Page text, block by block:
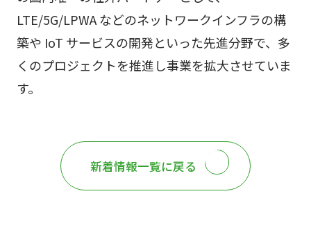
LTE/5G/LPWA などのネットワークインフラの構
築や IoT サービスの開発といった先進分野で、多
くのプロジェクトを推進し事業を拡大させていま
す。
新着情報一覧に戻る